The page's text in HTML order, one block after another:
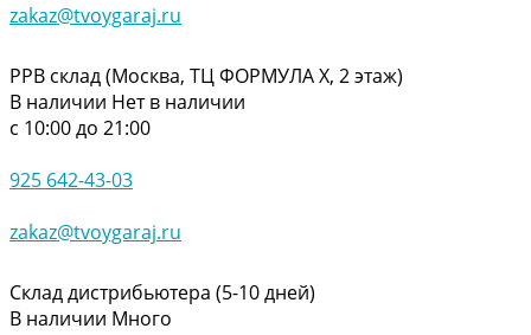
zakaz@tvoygaraj.ru
РРВ склад (Москва, ТЦ ФОРМУЛА Х, 2 этаж)
В наличии Нет в наличии
с 10:00 до 21:00
925 642-43-03
zakaz@tvoygaraj.ru
Склад дистрибьютера (5-10 дней)
В наличии Много